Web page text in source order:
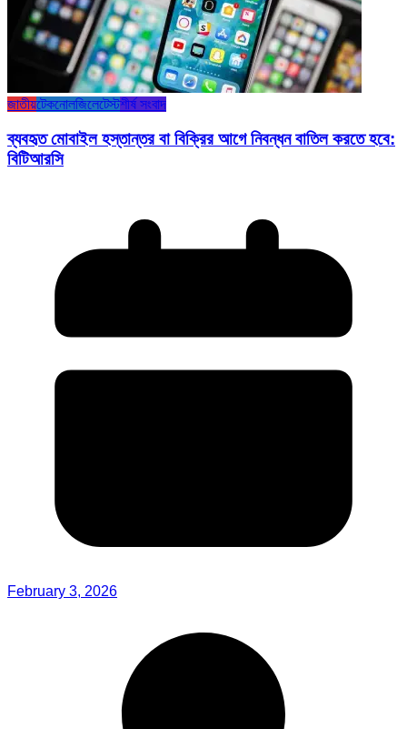
জাতীয়টেকনোলজিলেটেস্টশীর্ষ সংবাদ
ব্যবহৃত মোবাইল হস্তান্তর বা বিক্রির আগে নিবন্ধন বাতিল করতে হবে:
বিটিআরসি
February 3, 2026